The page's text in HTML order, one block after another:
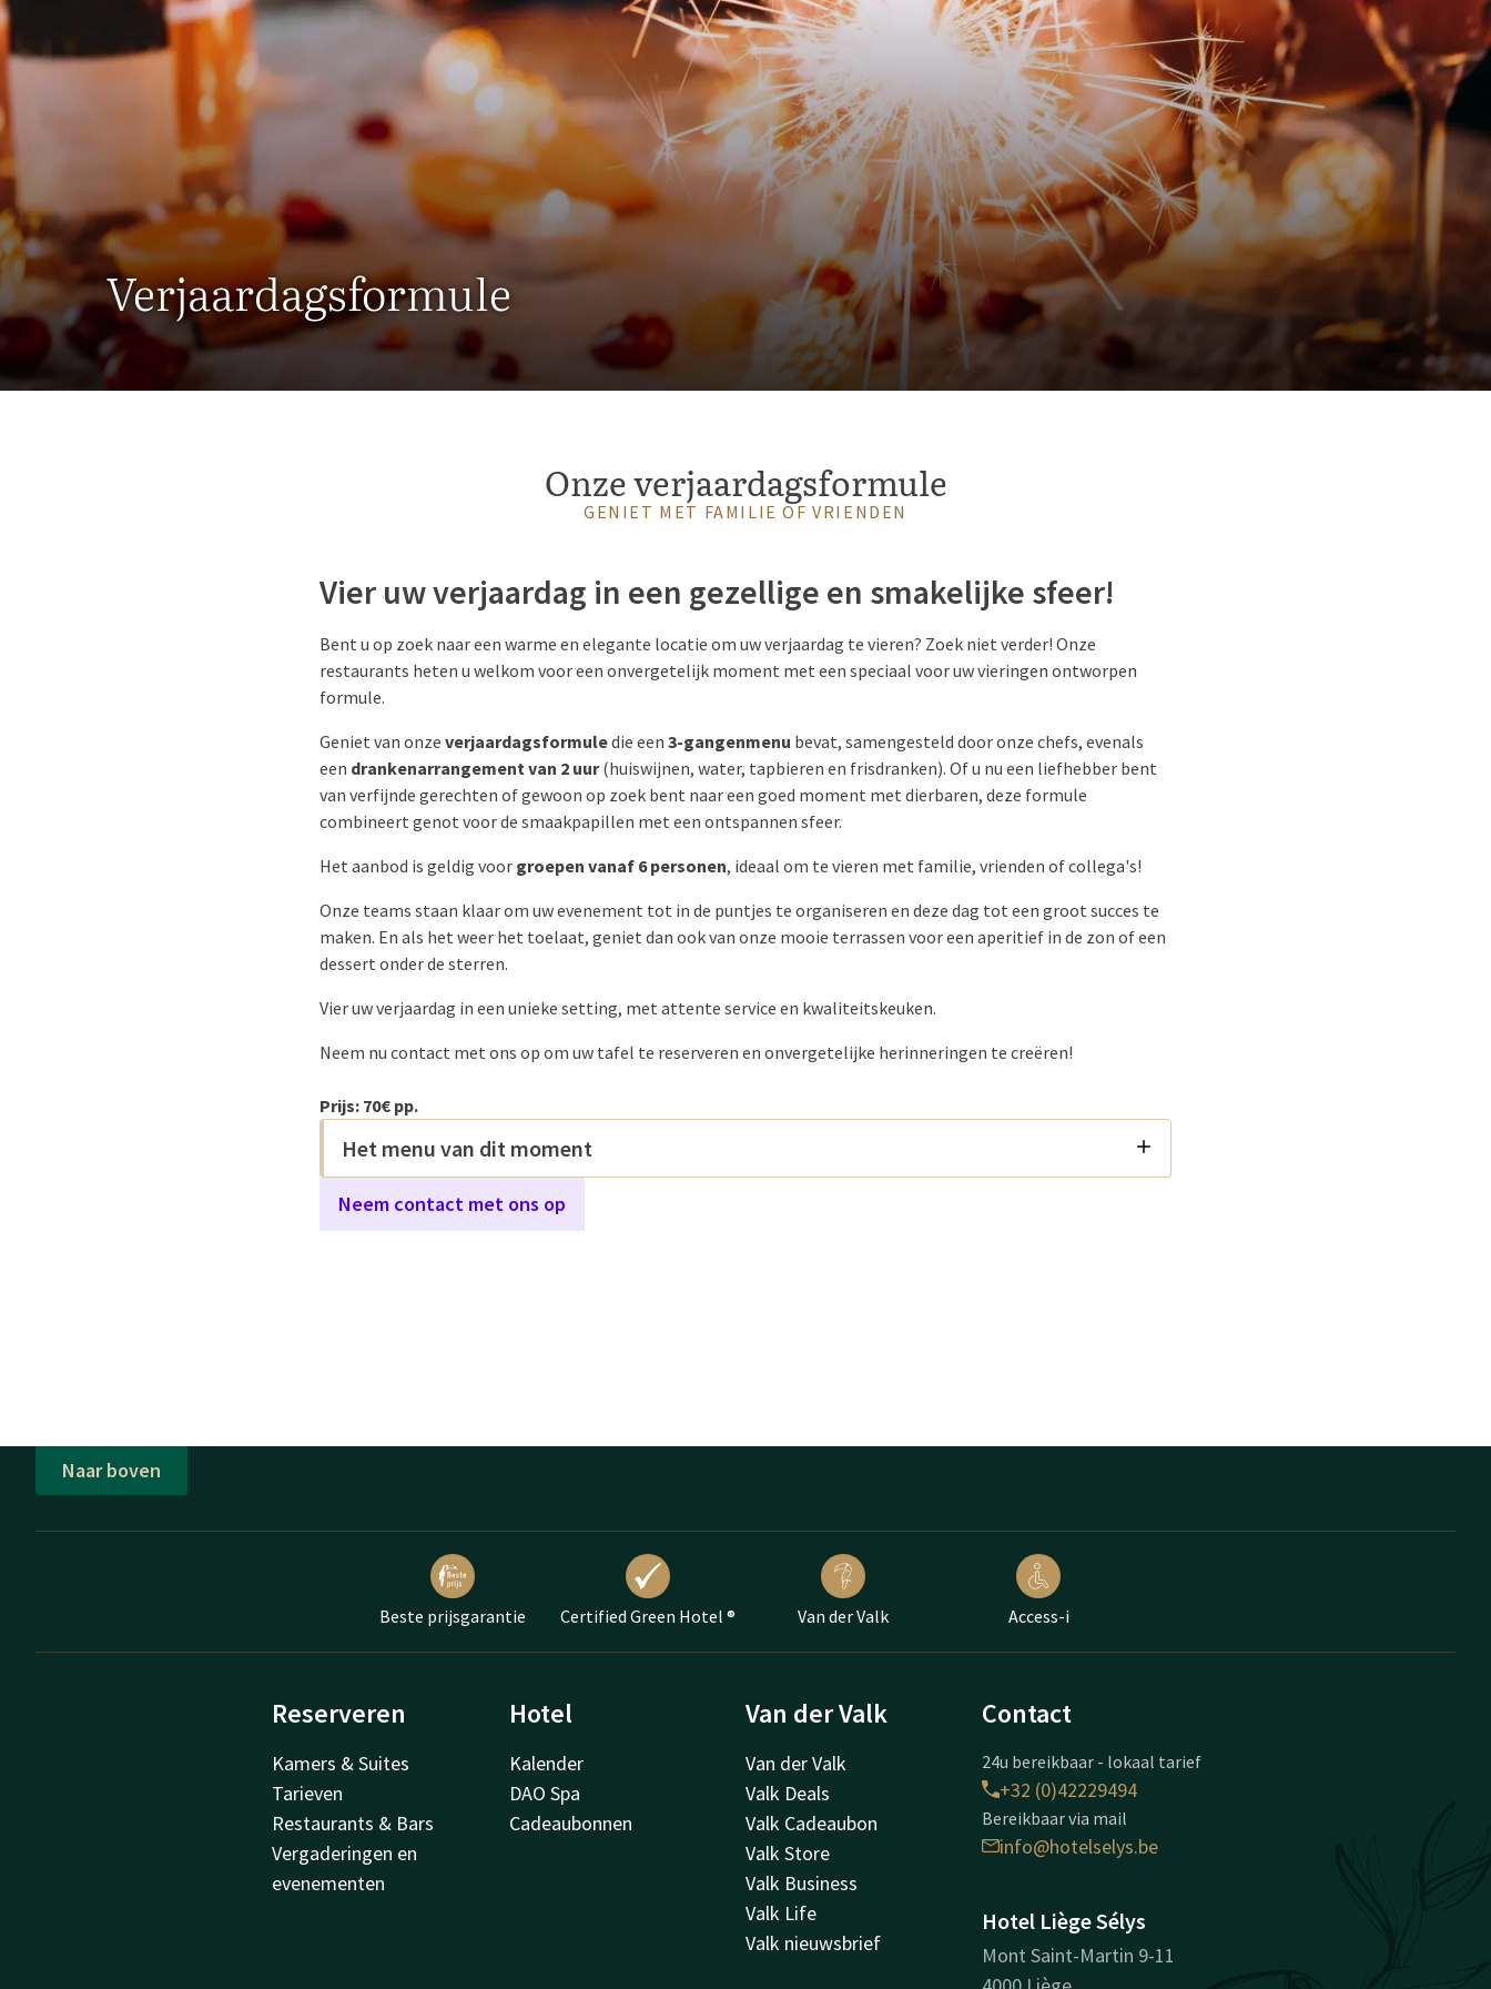
Verjaardagsformule
Onze verjaardagsformule
GENIET MET FAMILIE OF VRIENDEN
Vier uw verjaardag in een gezellige en smakelijke sfeer!
Bent u op zoek naar een warme en elegante locatie om uw verjaardag te vieren? Zoek niet verder! Onze
restaurants heten u welkom voor een onvergetelijk moment met een speciaal voor uw vieringen ontworpen
formule.
Geniet van onze verjaardagsformuledie een 3-gangenmenu bevat, samengesteld door onze chefs, evenals
een drankenarrangement van 2 uur(huiswijnen, water, tapbieren en frisdranken). Of u nu een liefhebber bent
van verfijnde gerechten of gewoon op zoek bent naar een goed moment met dierbaren, deze formule
combineert genot voor de smaakpapillen met een ontspannen sfeer.
Het aanbod is geldig voor groepen vanaf 6 personen, ideaal om te vieren met familie, vrienden of collega's!
Onze teams staan klaar om uw evenement tot in de puntjes te organiseren en deze dag tot een groot succes te
maken. En als het weer het toelaat, geniet dan ook van onze mooie terrassen voor een aperitief in de zon of een
dessert onder de sterren.
Vier uw verjaardag in een unieke setting, met attente service en kwaliteitskeuken.
Neem nu contact met ons op om uw tafel te reserveren en onvergetelijke herinneringen te creëren!
Prijs: 70€ pp.
Het menu van dit moment
Neem contact met ons op
Naar boven
Beste prijsgarantie Certified Green Hotel ® Van der Valk Access-i
Reserveren
Kamers & Suites
Tarieven
Restaurants & Bars
Vergaderingen en
evenementen
Hotel
Kalender
DAO Spa
Cadeaubonnen
Van der Valk
Van der Valk
Valk Deals
Valk Cadeaubon
Valk Store
Valk Business
Valk Life
Valk nieuwsbrief
Contact
24u bereikbaar - lokaal tarief
+32 (0)42229494
Bereikbaar via mail
info@hotelselys.be
Hotel Liège Sélys
Mont Saint-Martin 9-11